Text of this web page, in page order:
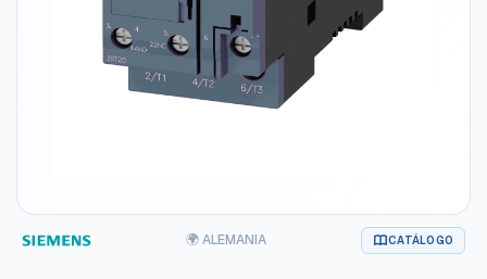
🌍 ALEMANIA CATÁLOGO